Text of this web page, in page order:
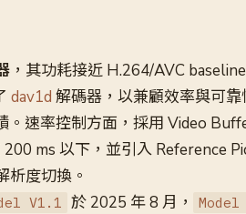
，其功耗接近 H.264/AVC
dav1d 解碼器，以兼顧效率與可
。速率控制方面，採用 Video
ms 以下，並引入 Reference
析度切換。
V1.1 於 2025 年 8 月， Model